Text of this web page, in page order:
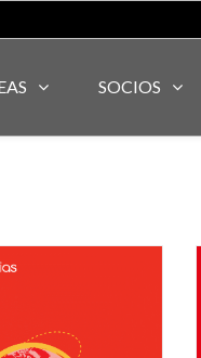
SOCIOS